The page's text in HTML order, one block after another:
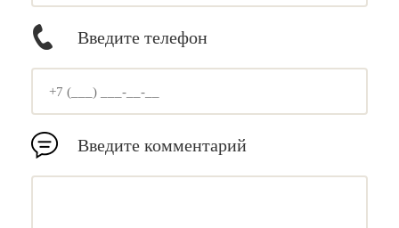
Введите телефон
Введите комментарий